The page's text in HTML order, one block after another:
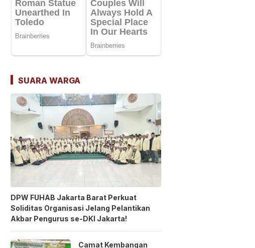
SUARA WARGA
DPW FUHAB Jakarta Barat Perkuat
Soliditas Organisasi Jelang Pelantikan
Akbar Pengurus se-DKI Jakarta!
Camat Kembangan